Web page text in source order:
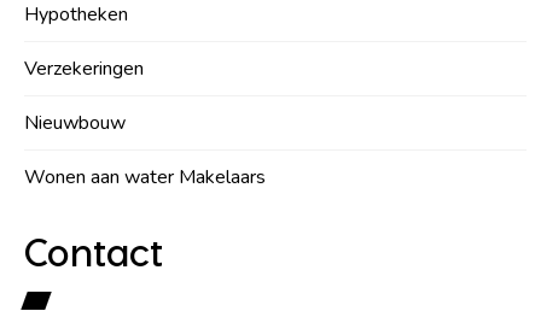
Hypotheken
Verzekeringen
Nieuwbouw
Wonen aan water Makelaars
Contact